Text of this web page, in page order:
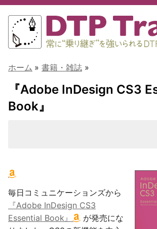
ホーム » 書籍・雑誌 »
『Adobe InDesign CS3
Book』
毎日コミュニケーションズから
『Adobe InDesign CS3
Essential Book』
が発売にな